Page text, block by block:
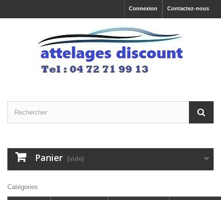
Contactez-nous
Connexion
Panier (vide)
Catégories